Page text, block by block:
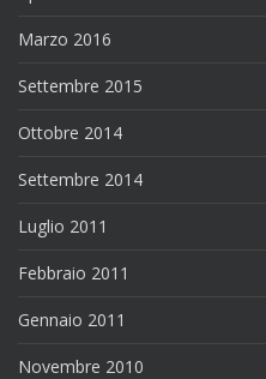
Marzo 2016
Settembre 2015
Ottobre 2014
Settembre 2014
Luglio 2011
Febbraio 2011
Gennaio 2011
Novembre 2010